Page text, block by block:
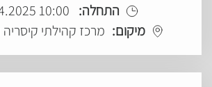
התחלה: 10:00 21.04.2025
מיקום: מרכז קהילתי